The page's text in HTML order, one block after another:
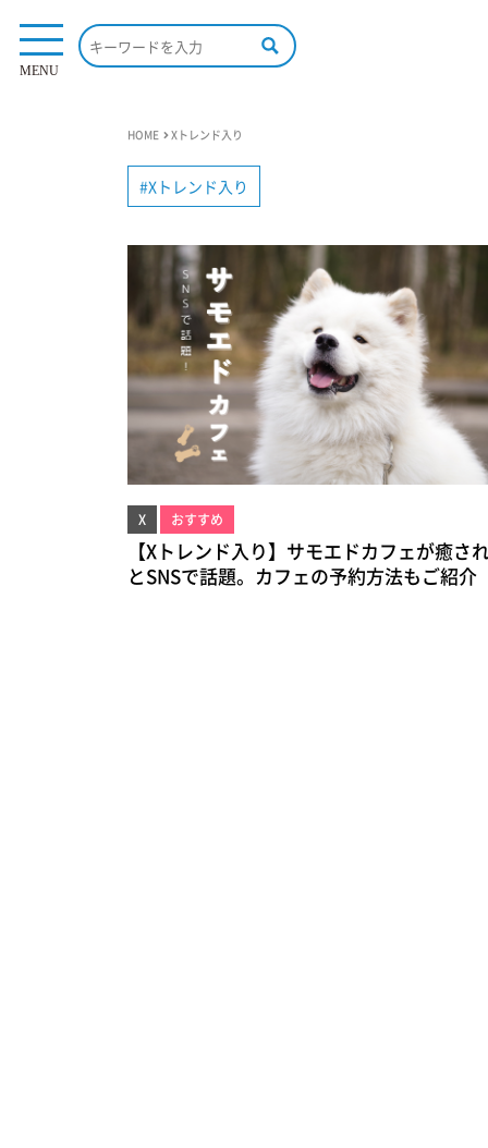
MENU
HOME Xトレンド入り
Xトレンド入り
X おすすめ
【Xトレンド入り】サモエドカフェが癒さ
とSNSで話題。カフェの予約方法もご紹介